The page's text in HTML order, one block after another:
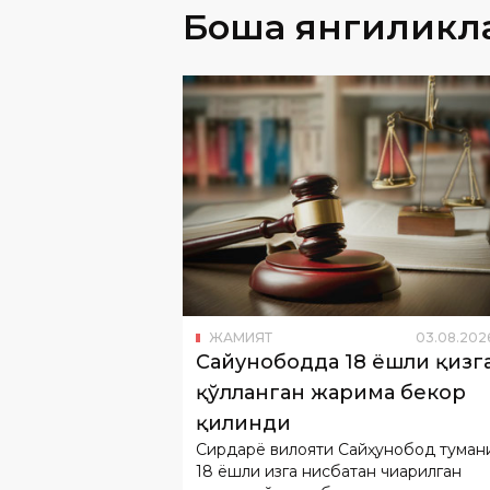
ЖАМИЯТ 03. 08.
Сайҳунободда 18 ёшли
қўлланган жарима бекор
қилинди
Сирдарё вилояти Сайҳунобод
18 ёшли қизга нисбатан чиқарилган
маъмурий жазо бекор қилинди.